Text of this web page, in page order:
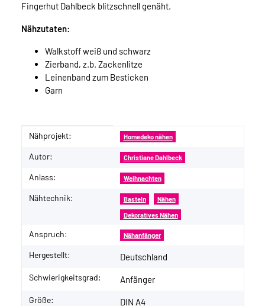
Fingerhut Dahlbeck blitzschnell genäht.
Nähzutaten:
Walkstoff weiß und schwarz
Zierband, z.b. Zackenlitze
Leinenband zum Besticken
Garn
Produkteigenschaft
Wert
Nähprojekt: Homedeko nähen
Autor: Christiane Dahlbeck
Anlass: Weihnachten
Nähtechnik: Basteln Nähen
Dekoratives Nähen
Anspruch: Nähanfänger
Hergestellt: Deutschland
Schwierigkeitsgrad: Anfänger
Größe: DIN A4